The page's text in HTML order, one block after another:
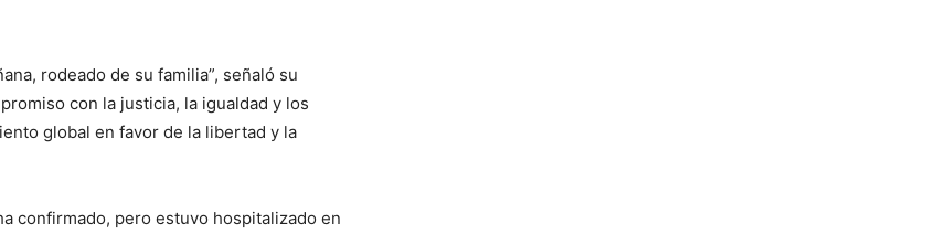
rodeado de su familia”, señaló su
con la justicia, la igualdad y los
global en favor de la libertad y la
confirmado, pero estuvo hospitalizado en